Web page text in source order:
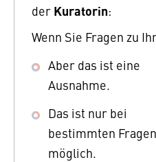
der Kuratorin:
Wenn Sie Fragen zu
Aber das ist eine
Ausnahme.
Das ist nur bei
bestimmten Fragen
möglich.